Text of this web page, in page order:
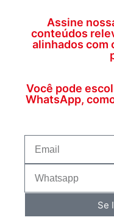
Assine
conteúdos
alinhados com
Você pode
WhatsApp,
Se